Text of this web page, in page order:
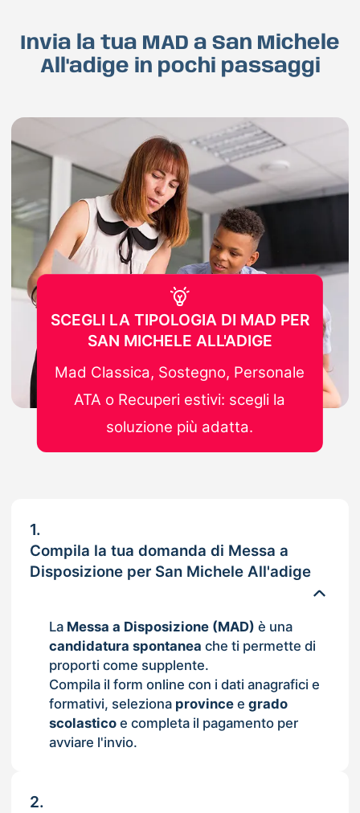
Invia la tua MAD a San Michele
All'adige in pochi passaggi
1.
Compila la tua domanda di Messa a
Disposizione per San Michele All'adige
La Messa a Disposizione (MAD) è una
candidatura spontanea che ti permette di
proporti come supplente.
Compila il form online con i dati anagrafici e
formativi, seleziona provincee grado
scolasticoe completa il pagamento per
avviare l'invio.
2.
SCEGLI LA TIPOLOGIA DI MAD PER
SAN MICHELE ALL'ADIGE
Mad Classica, Sostegno, Personale
ATA o Recuperi estivi: scegli la
soluzione più adatta.